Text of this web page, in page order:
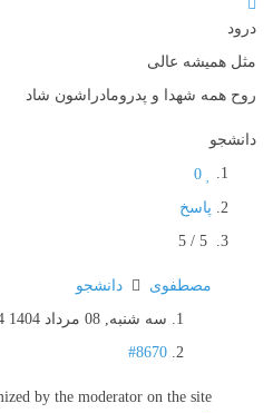
درود
مثل همیشه عالی
روح همه شهدا و پدرومادراشون شاد
دانشجو
0
پاسخ
5
/
5
مصطفوی
دانشجو
سه شنبه, 08 مرداد 1404 16:34
#8670
by the moderator on the site